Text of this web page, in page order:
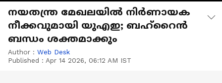
നയതന്ത്ര മേഖലയില്‍ നിര്‍ണായക
നീക്കവുമായി യുഎഇ; ബഹ്റൈന്‍
ബന്ധം ശക്തമാക്കും
Author : Web Desk
Published : Apr 14 2026, 06:12 AM IST